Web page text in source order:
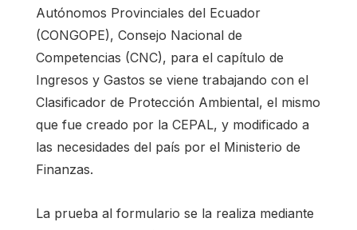
Autónomos Provinciales del Ecuador
(CONGOPE), Consejo Nacional de
Competencias (CNC), para el capítulo de
Ingresos y Gastos se viene trabajando con el
Clasificador de Protección Ambiental, el mismo
que fue creado por la CEPAL, y modificado a
las necesidades del país por el Ministerio de
Finanzas.
La prueba al formulario se la realiza mediante